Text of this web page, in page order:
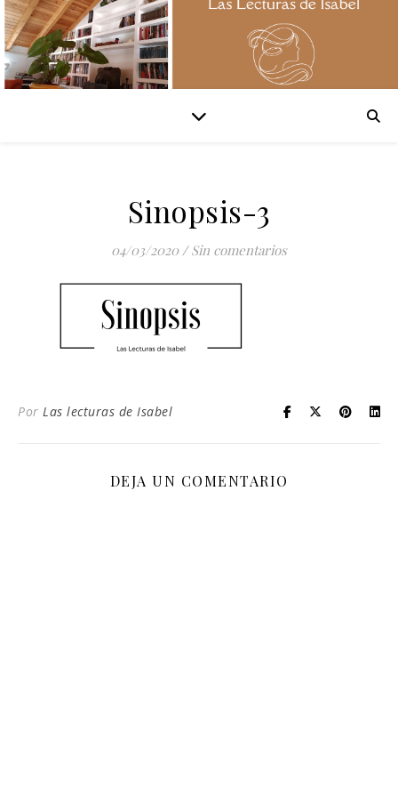
Sinopsis-3
04/03/2020 / Sin comentarios
Por Las lecturas de Isabel
DEJA UN COMENTARIO